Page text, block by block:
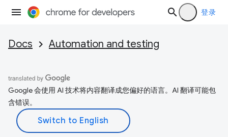
登录
Docs Automation and testing
Google 会使用 AI 技术将内容翻译成您偏好的语言。AI 翻译可能包
含错误。